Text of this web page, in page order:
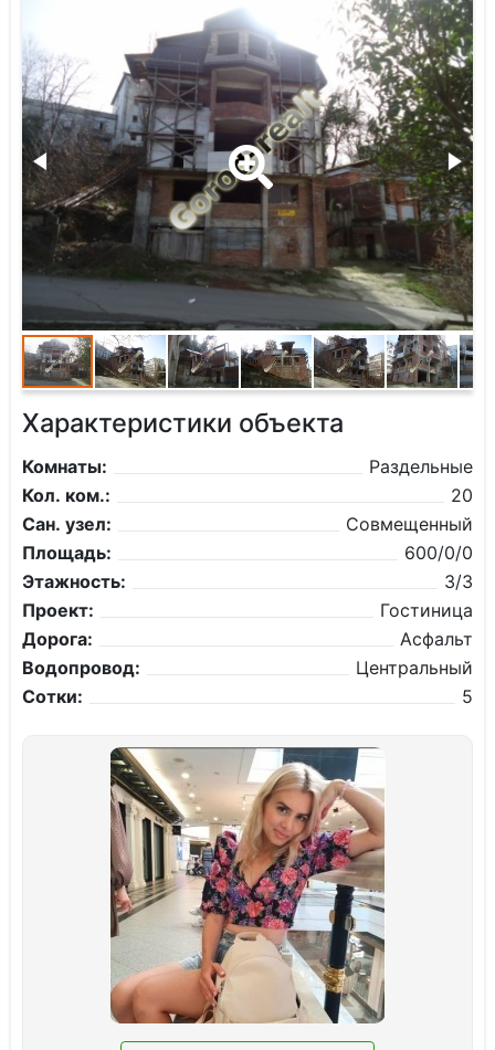
Характеристики объекта
Комнаты:
Раздельные
Кол. ком.:
20
Сан. узел:
Совмещенный
Площадь:
600/0/0
Этажность:
3/3
Проект:
Гостиница
Дорога:
Асфальт
Водопровод:
Центральный
Сотки:
5